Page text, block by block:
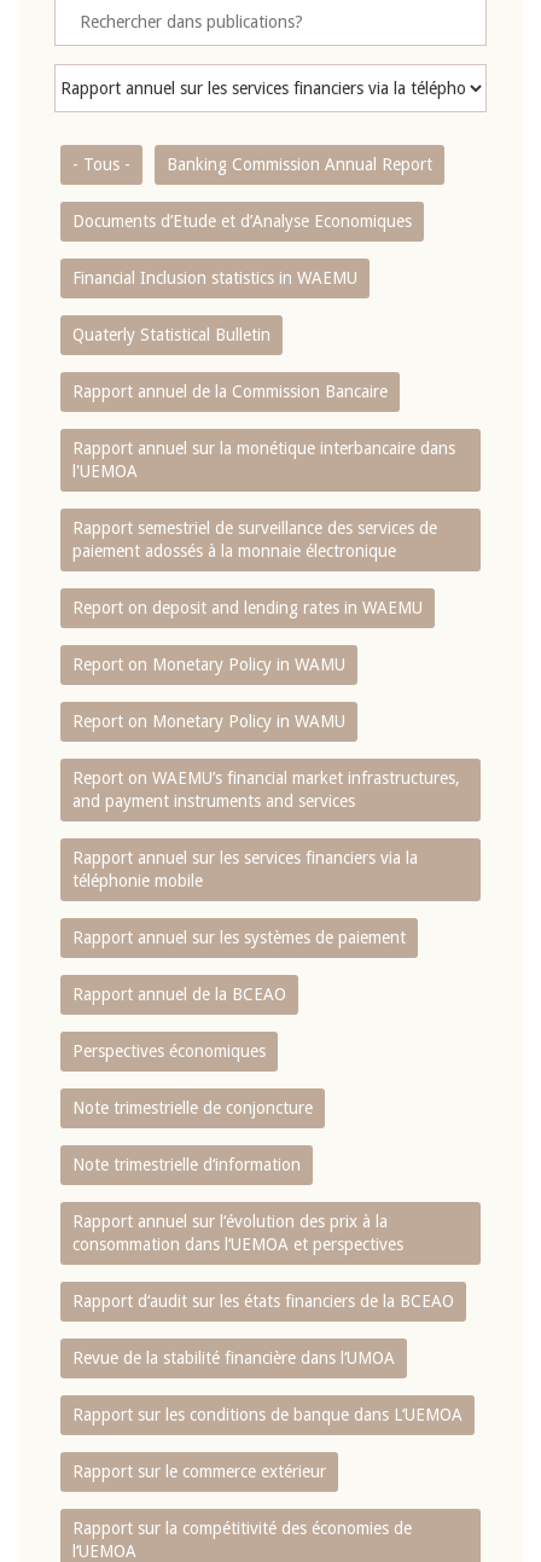
- Tous - Banking Commission Annual Report
Documents d’Etude et d’Analyse Economiques
Financial Inclusion statistics in WAEMU
Quaterly Statistical Bulletin
Rapport annuel de la Commission Bancaire
Rapport annuel sur la monétique interbancaire dans
l'UEMOA
Rapport semestriel de surveillance des services de
paiement adossés à la monnaie électronique
Report on deposit and lending rates in WAEMU
Report on Monetary Policy in WAMU
Report on Monetary Policy in WAMU
Report on WAEMU’s financial market infrastructures,
and payment instruments and services
Rapport annuel sur les services financiers via la
téléphonie mobile
Rapport annuel sur les systèmes de paiement
Rapport annuel de la BCEAO
Perspectives économiques
Note trimestrielle de conjoncture
Note trimestrielle d‘information
Rapport annuel sur l‘évolution des prix à la
consommation dans l‘UEMOA et perspectives
Rapport d‘audit sur les états financiers de la BCEAO
Revue de la stabilité financière dans l‘UMOA
Rapport sur les conditions de banque dans L‘UEMOA
Rapport sur le commerce extérieur
Rapport sur la compétitivité des économies de
l‘UEMOA